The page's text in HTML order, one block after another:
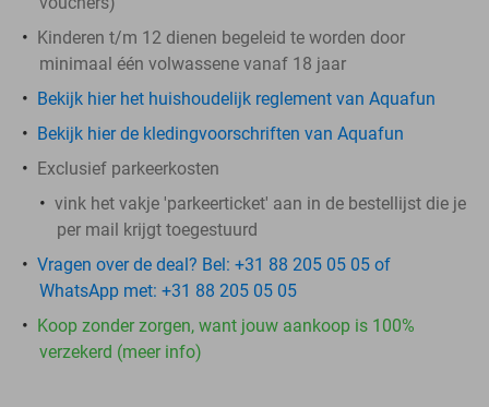
Kinderen t/m 12 dienen begeleid te worden door
minimaal één volwassene vanaf 18 jaar
Bekijk hier het huishoudelijk reglement van Aquafun
Bekijk hier de kledingvoorschriften van Aquafun
Exclusief parkeerkosten
vink het vakje 'parkeerticket' aan in de bestellijst die je
per mail krijgt toegestuurd
Vragen over de deal? Bel: +31 88 205 05 05 of
WhatsApp met: +31 88 205 05 05
Koop zonder zorgen, want jouw aankoop is 100%
verzekerd (meer info)